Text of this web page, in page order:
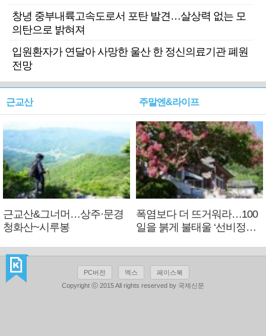
창녕 중부내륙고속도로서 포탄 발견…살상력 없는 모
의탄으로 밝혀져
입원환자가 연달아 사망한 울산 한 정신의료기관 폐원
전망
근교산
근교산&그너머…상주·문경
청화산~시루봉
주말엔&라이프
폭염보다 더 뜨거워라…100
일을 붉게 불태울 ‘선비정신’
PC버전 엑스
페이스북
Copyright ⓒ 2015 All rights reserved by 국제신문